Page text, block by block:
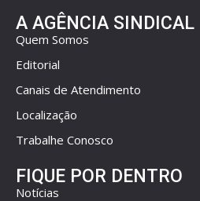
A AGÊNCIA SINDICAL
Quem Somos
Editorial
Canais de Atendimento
Localização
Trabalhe Conosco
FIQUE POR DENTRO
Notícias